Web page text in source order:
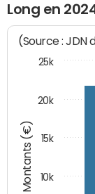
Long en
Montants (€)
(Source : JDN
10k
15k
20k
25k